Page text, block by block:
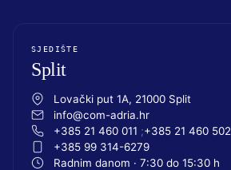
SJEDIŠTE
Split
Lovački put 1A, 21000 Split
info@com-adria.hr
+385 21 460 011
+385 21 460 502
+385 99 314-6279
Radnim danom · 7:30 do 15:30 h